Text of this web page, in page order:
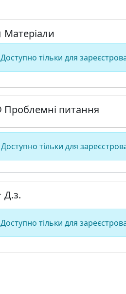
Матеріали
Доступно тільки для
Проблемні питання
Доступно тільки для
Д.з.
Доступно тільки для